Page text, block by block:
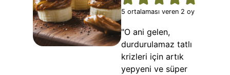
5 ortalaması veren 2 oy
"O ani gelen,
durdurulamaz tatlı
krizleri için artık
yepyeni ve süper